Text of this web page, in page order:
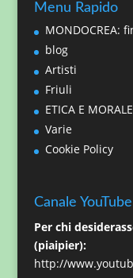
Menu Rapido
MONDOCREA:
blog
Artisti
Friuli
ETICA E MORALE
Varie
Cookie Policy
Canale YouTube
Per chi
(piaipier):
http://